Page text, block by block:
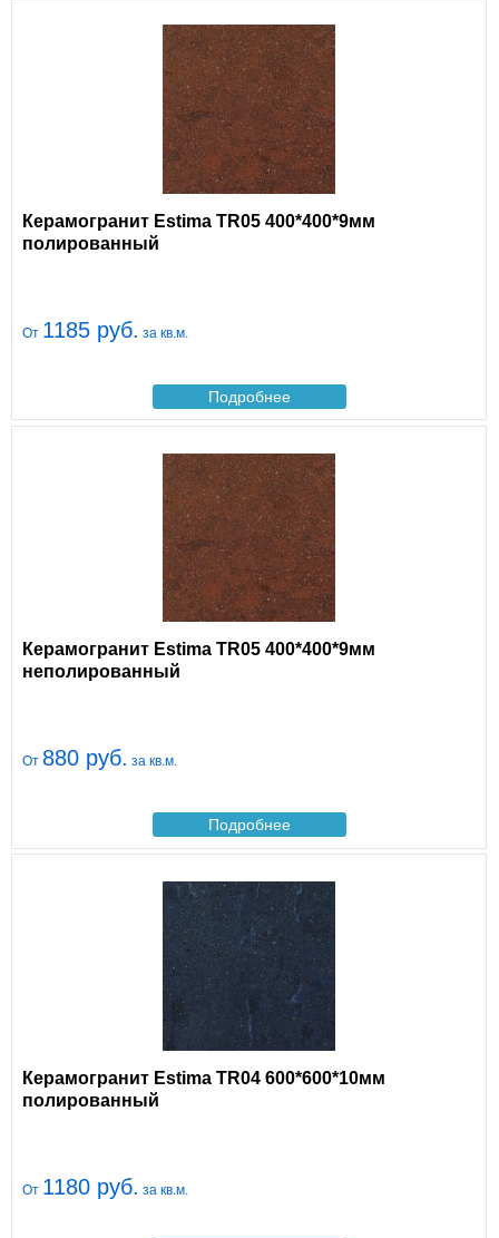
Керамогранит Estima TR05 400*400*9мм
полированный
От 1185 руб. за кв.м.
Подробнее
Керамогранит Estima TR05 400*400*9мм
неполированный
От 880 руб. за кв.м.
Подробнее
Керамогранит Estima TR04 600*600*10мм
полированный
От 1180 руб. за кв.м.